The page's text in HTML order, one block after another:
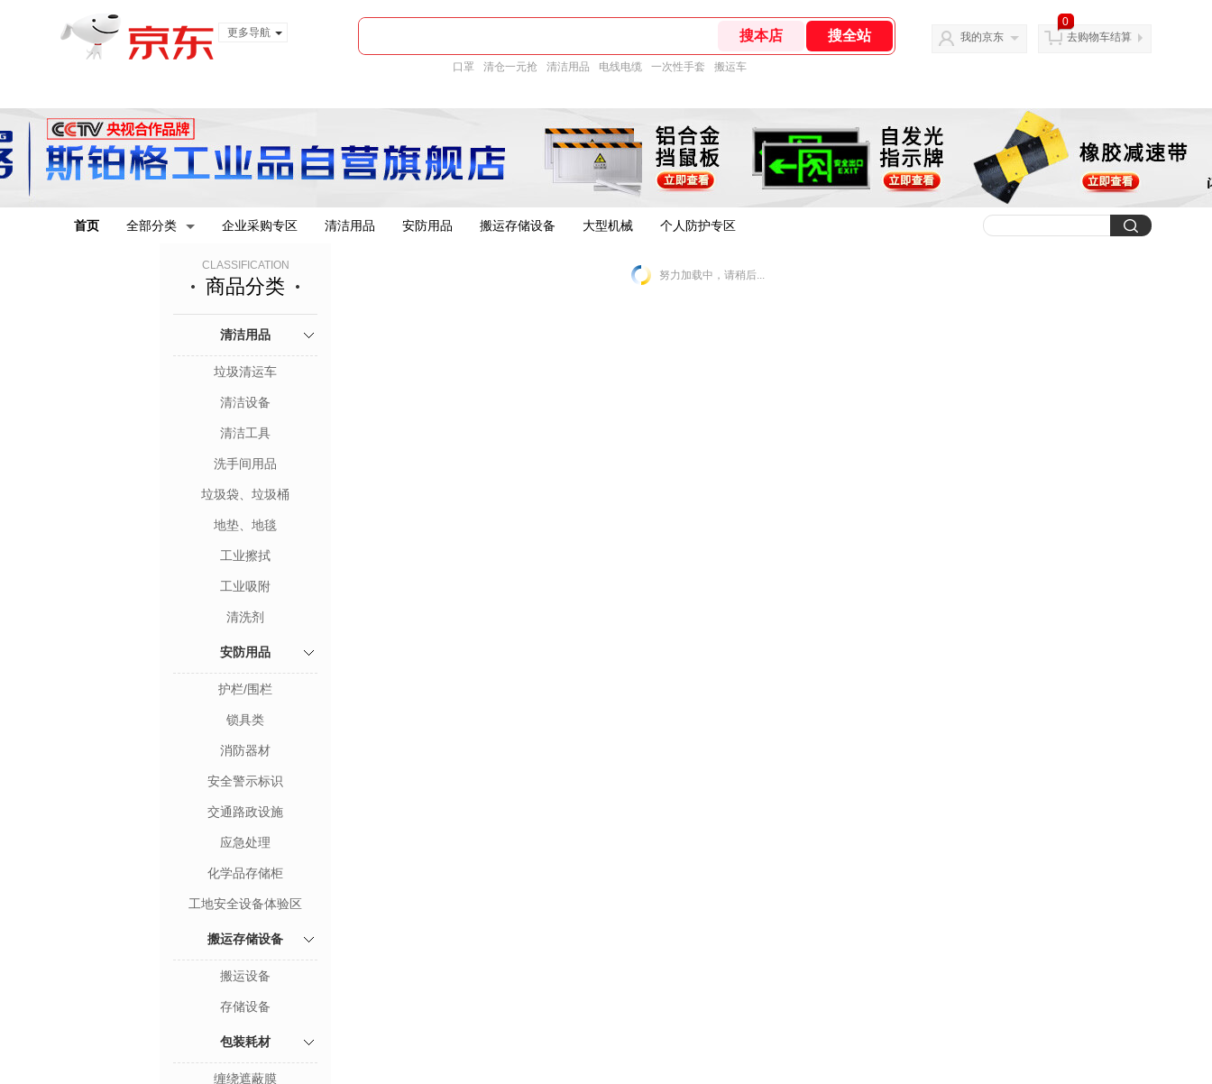
更多导航
口罩 清仓一元抢 清洁用品 电线电缆 一次性手套 搬运车
我的京东
0
去购物车结算
首页 全部分类 企业采购专区 清洁用品 安防用品 搬运存储设备 大型机械 个人防护专区
CLASSIFICATION
商品分类
清洁用品
垃圾清运车
清洁设备
清洁工具
洗手间用品
垃圾袋、垃圾桶
地垫、地毯
工业擦拭
工业吸附
清洗剂
安防用品
护栏/围栏
锁具类
消防器材
安全警示标识
交通路政设施
应急处理
化学品存储柜
工地安全设备体验区
搬运存储设备
搬运设备
存储设备
包装耗材
缠绕遮蔽膜
努力加载中，请稍后...